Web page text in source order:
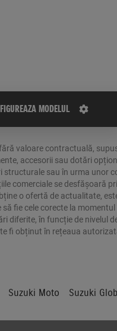
MODELUL
valoare contractuală,
accesorii sau dotări
structurale sau în urma unor
comerciale se desfășoară
o ofertă de actualitate,
fie cele corecte la
diferite, în funcție de nivelul
fi obținut în rețeaua
Suzuki Moto Suzuki